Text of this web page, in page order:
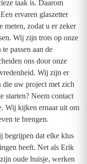
taak is. Daarom
ervaren glaszetter
meten, zodat u er zeker
Wij zijn trots op onze
passen aan de
ons door onze
Wij zijn er
die uw project met zich
starten? Neem contact
Wij kijken ernaar uit om
te brengen.
begrijpen dat elke klus
heeft. Net als Erik
oude huisje, werken